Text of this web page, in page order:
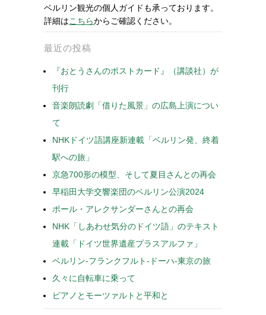
ベルリン観光の個人ガイドも承っております。
詳細はこちらからご確認ください。
最近の投稿
『おとうさんのポストカード』（講談社）が
刊行
音楽朗読劇「借りた風景」の広島上演につい
て
NHKドイツ語講座新連載「ベルリン発、終着
駅への旅」
京急700形の模型、そして夏目さんとの再会
早稲田大学交響楽団のベルリン公演2024
ポール・アレクサンダーさんとの再会
NHK「しあわせ気分のドイツ語」のテキスト
連載「ドイツ世界遺産プラスアルファ」
ベルリン-フランクフルト-ドーハ-東京の旅
久々に自転車に乗って
ピアノとモーツァルトと平和と